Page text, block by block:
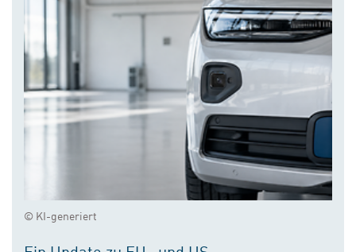
© KI-generiert